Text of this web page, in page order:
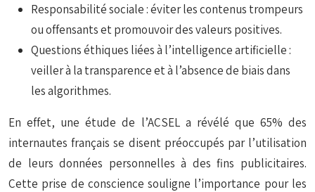
Responsabilité sociale : éviter les contenus trompeurs
ou offensants et promouvoir des valeurs positives.
Questions éthiques liées à l’intelligence artificielle :
veiller à la transparence et à l’absence de biais dans
les algorithmes.
En effet, une étude de l’ACSEL a révélé que 65% des
internautes français se disent préoccupés par l’utilisation
de leurs données personnelles à des fins publicitaires.
Cette prise de conscience souligne l’importance pour les